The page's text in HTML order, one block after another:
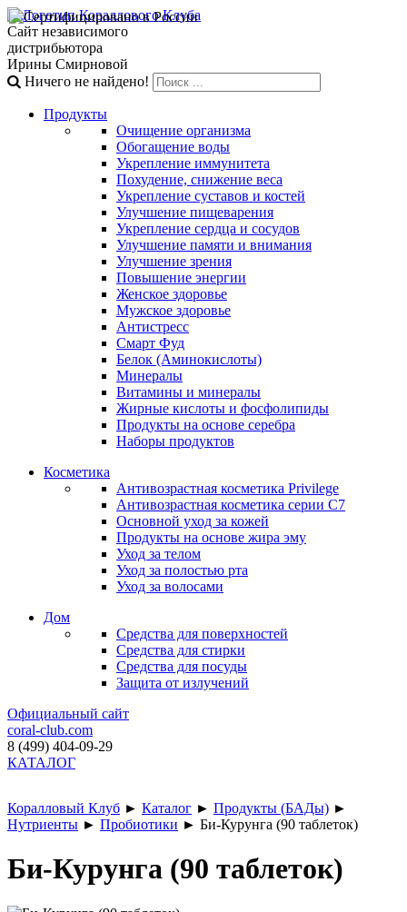
Сайт независимого
дистрибьютора
Ирины Смирновой
Ничего не найдено!
Продукты
Очищение организма
Обогащение воды
Укрепление иммунитета
Похудение, снижение веса
Укрепление суставов и костей
Улучшение пищеварения
Укрепление сердца и сосудов
Улучшение памяти и внимания
Улучшение зрения
Повышение энергии
Женское здоровье
Мужское здоровье
Антистресс
Смарт Фуд
Белок (Аминокислоты)
Минералы
Витамины и минералы
Жирные кислоты и фосфолипиды
Продукты на основе серебра
Наборы продуктов
Косметика
Антивозрастная косметика Privilege
Антивозрастная косметика серии C7
Основной уход за кожей
Продукты на основе жира эму
Уход за телом
Уход за полостью рта
Уход за волосами
Дом
Средства для поверхностей
Средства для стирки
Средства для посуды
Защита от излучений
Официальный сайт
coral-club.com
8 (499) 404-09-29
КАТАЛОГ
Коралловый Клуб ► Каталог ► Продукты (БАДы) ►
Нутриенты ► Пробиотики ► Би-Курунга (90 таблеток)
Би-Курунга (90 таблеток)